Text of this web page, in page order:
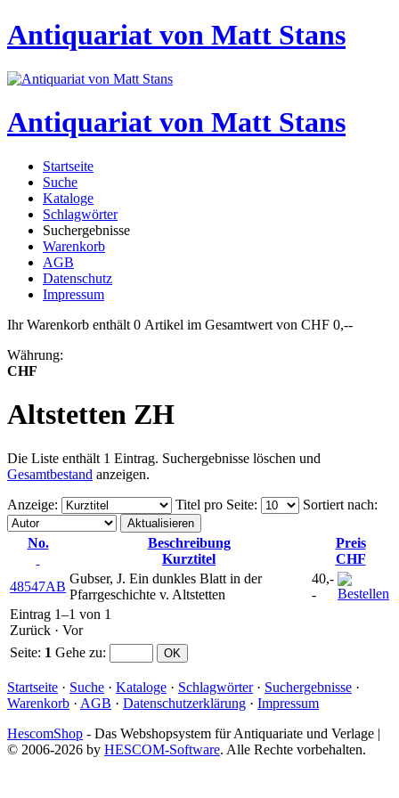
Antiquariat von Matt Stans
Antiquariat von Matt Stans
Startseite
Suche
Kataloge
Schlagwörter
Suchergebnisse
Warenkorb
AGB
Datenschutz
Impressum
Ihr Warenkorb enthält 0 Artikel im Gesamtwert von CHF 0,--
Währung:
CHF
Altstetten ZH
Die Liste enthält 1 Eintrag. Suchergebnisse löschen und
Gesamtbestand anzeigen.
Anzeige: Titel pro Seite: Sortiert nach:
No.
Beschreibung
Kurztitel
Preis
CHF
48547AB
Gubser, J. Ein dunkles Blatt in der
Pfarrgeschichte v. Altstetten
40,-
-
Eintrag 1–1 von 1
Zurück · Vor
Seite: 1 Gehe zu:
Startseite · Suche · Kataloge · Schlagwörter· Suchergebnisse ·
Warenkorb · AGB · Datenschutzerklärung · Impressum
HescomShop - Das Webshopsystem für Antiquariate und Verlage |
© 2006-2026 by HESCOM-Software. Alle Rechte vorbehalten.